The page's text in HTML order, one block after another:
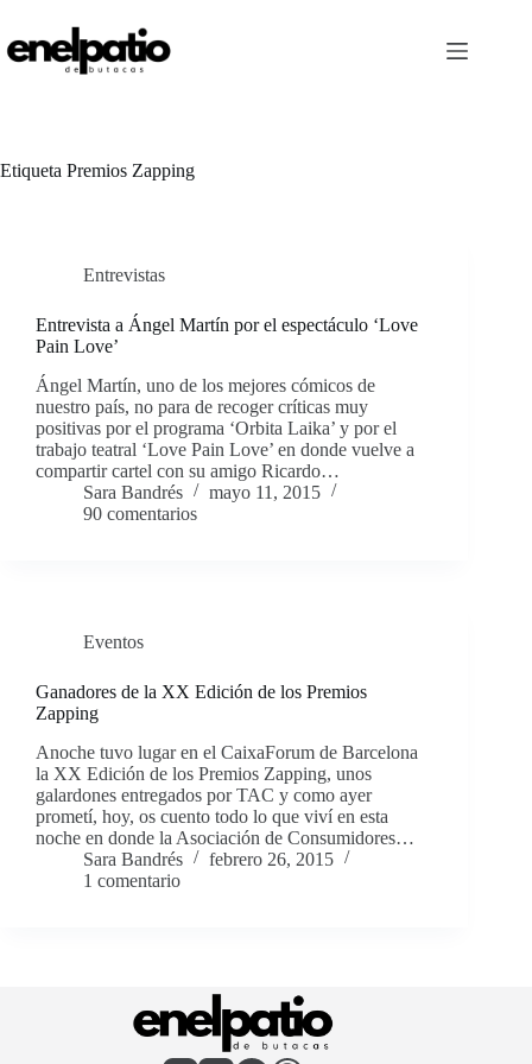
contenido
Etiqueta Premios Zapping
Entrevistas
Entrevista a Ángel Martín por el espectáculo ‘Love
Pain Love’
Ángel Martín, uno de los mejores cómicos de
nuestro país, no para de recoger críticas muy
positivas por el programa ‘Orbita Laika’ y por el
trabajo teatral ‘Love Pain Love’ en donde vuelve a
compartir cartel con su amigo Ricardo…
Sara Bandrés
mayo 11, 2015
90 comentarios
Eventos
Ganadores de la XX Edición de los Premios
Zapping
Anoche tuvo lugar en el CaixaForum de Barcelona
la XX Edición de los Premios Zapping, unos
galardones entregados por TAC y como ayer
prometí, hoy, os cuento todo lo que viví en esta
noche en donde la Asociación de Consumidores…
Sara Bandrés
febrero 26, 2015
1 comentario